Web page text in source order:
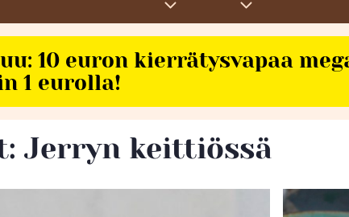
10 euron kierrätysvapaa
1 eurolla!
Jerryn keittiössä